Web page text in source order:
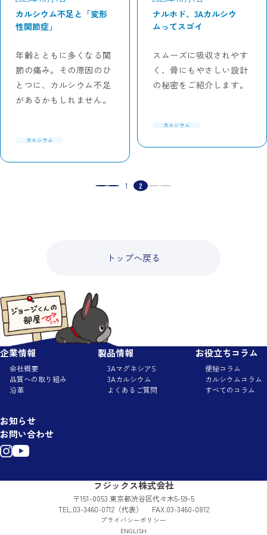
カルシウム不足と「変形
性関節症」
年齢とともに多くなる関
節の痛み。その原因のひ
とつに、カルシウム不足
があるかもしれません。
カルシウム
ナルホド、3Aカルシウ
ムってスゴイ
スムーズに吸収されやす
く、骨にもやさしい設計
の秘密をご紹介します。
カルシウム
1 2
トップへ戻る
企業情報
会社概要
品質への取り組み
沿革
製品情報
3AマグネシアS
3Aカルシウム
よくあるご質問
お役立ちコラム
便秘コラム
カルシウムコラム
すべてのコラム
お知らせ
お問い合わせ
フジックス株式会社
〒151-0053 東京都渋谷区代々木5-59-5
TEL. 03-3460-0712（代表） FAX.03-3460-0812
プライバシーポリシー
ENGLISH